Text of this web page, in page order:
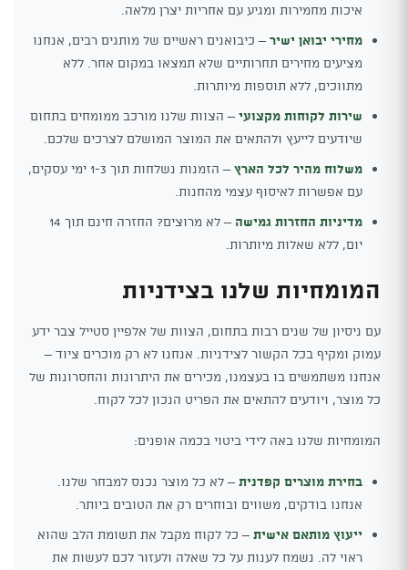
איכות מחמירות ומגיע עם אחריות יצרן מלאה.
מחירי יבואן ישיר– כיבואנים ראשיים של מותגים רבים, אנחנו
מציעים מחירים תחרותיים שלא תמצאו במקום אחר. ללא
מתווכים, ללא תוספות מיותרות.
שירות לקוחות מקצועי– הצוות שלנו מורכב ממומחים בתחום
שיודעים לייעץ ולהתאים את המוצר המושלם לצרכים שלכם.
משלוח מהיר לכל הארץ
– הזמנות נשלחות תוך 1-3 ימי עסקים,
עם אפשרות לאיסוף עצמי מהחנות.
מדיניות החזרות גמישה
– לא מרוצים? החזרה חינם תוך 14
יום, ללא שאלות מיותרות.
המומחיות שלנו בצידניות
עם ניסיון של שנים רבות בתחום, הצוות של אלפיין סטייל צבר ידע
עמוק ומקיף בכל הקשור לצידניות. אנחנו לא רק מוכרים ציוד –
אנחנו משתמשים בו בעצמנו, מכירים את היתרונות והחסרונות של
כל מוצר, ויודעים להתאים את הפריט הנכון לכל לקוח.
המומחיות שלנו באה לידי ביטוי בכמה אופנים:
בחירת מוצרים קפדנית– לא כל מוצר נכנס למבחר שלנו.
אנחנו בודקים, משווים ובוחרים רק את הטובים ביותר.
ייעוץ מותאם אישית– כל לקוח מקבל את תשומת הלב שהוא
ראוי לה. נשמח לענות על כל שאלה ולעזור לכם לעשות את